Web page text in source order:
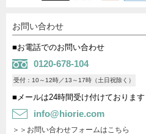
お問い合わせ
■お電話でのお問い合わせ
0120-678-104
受付：10～12時／13～17時（土日祝除く）
■メールは24時間受け付けております
info@hiorie.com
＞＞お問い合わせフォームはこちら